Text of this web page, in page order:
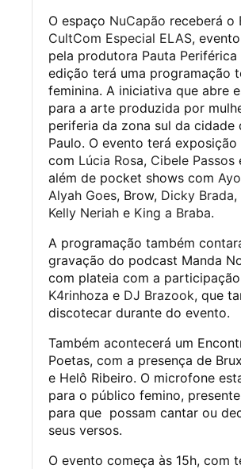
O espaço NuCapão receberá o
CultCom Especial ELAS,
pela produtora Pauta Periférica
edição terá uma programação
feminina. A iniciativa que abre
para a arte produzida por
periferia da zona sul da cidade
Paulo. O evento terá
com Lúcia Rosa, Cibele Passos
além de pocket shows com
Alyah Goes, Brow, Dicky Brada,
Kelly Neriah e King a Braba.
A programação também
gravação do podcast Manda
com plateia com a
K4rinhoza e DJ Brazook, que
discotecar durante do evento.
Também acontecerá um
Poetas, com a presença de
e Helô Ribeiro. O microfone
para o público femino,
para que possam cantar ou
seus versos.
O evento começa às 15h, com